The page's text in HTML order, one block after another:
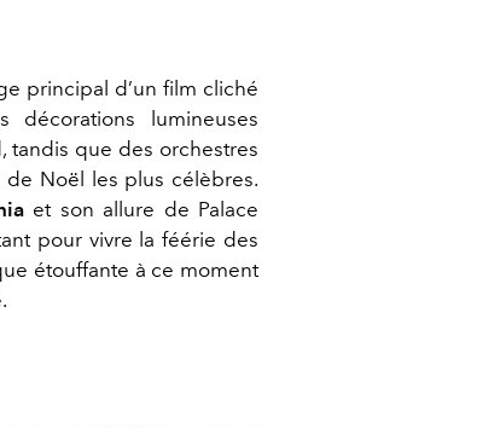
principal d’un film cliché
lumineuses
tandis que des orchestres
Noël les plus célèbres.
et son allure de Palace
pour vivre la féérie des
étouffante à ce moment